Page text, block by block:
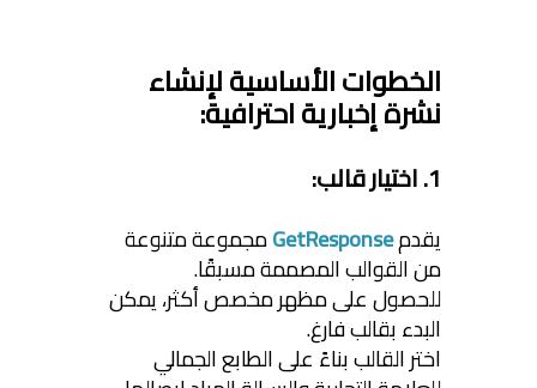
الخطوات الأساسية لإنشاء
نشرة إخبارية احترافية:
1. اختيار قالب:
يقدمGetResponseمجموعة متنوعة
من القوالب المصممة مسبقًا.
للحصول على مظهر مخصص أكثر، يمكن
البدء بقالب فارغ.
اختر القالب بناءً على الطابع الجمالي